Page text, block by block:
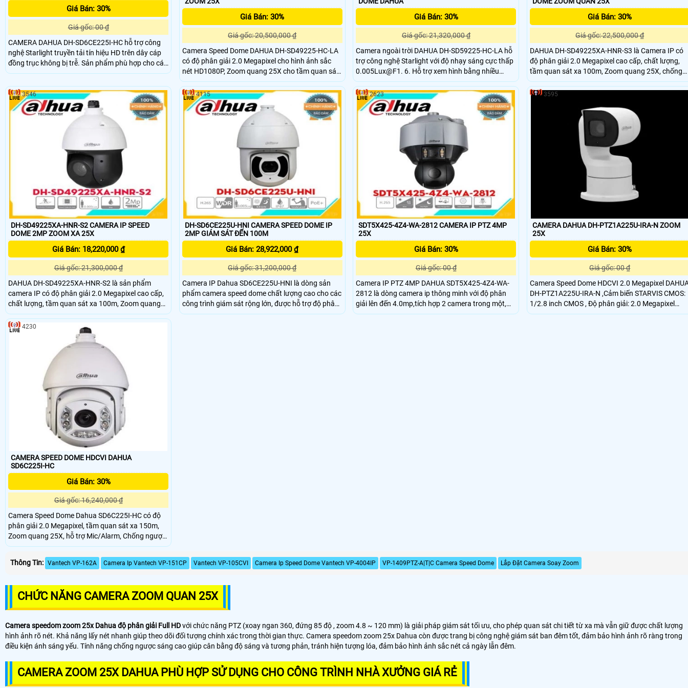
Giá Bán: 30%
Giá gốc: 00 ₫
CAMERA DAHUA DH-SD6CE225I-HC hỗ trợ công
nghệ Starlight truyền tải tín hiệu HD trên dây cáp
đồng trục không bị trễ. Sản phẩm phù hợp cho các
công trình lớn, cảng hải quan và đường bộ các
Giá Bán: 30%
Giá gốc: 20,500,000 ₫
Camera Speed Dome DAHUA DH-SD49225-HC-LA
có độ phân giải 2.0 Megapixel cho hình ảnh sắc
nét HD1080P, Zoom quang 25X cho tầm quan sát
rộng. Camera HDCVI PTZ DH-SD49225-HC-LA hỗ
trợ công nghệ Starlight cho phép camera ghi hình
trong điều kiện thiếu ánh sáng
Giá Bán: 30%
Giá gốc: 21,320,000 ₫
Camera ngoài trời DAHUA DH-SD59225-HC-LA hỗ
trợ công nghệ Starlight với độ nhạy sáng cực thấp
0.005Lux@F1. 6. Hỗ trợ xem hình bằng nhiều
công cụ: Web, phần mềm CMS (DSS/PSS) và DMSS
Giá Bán: 30%
Giá gốc: 22,500,000 ₫
DAHUA DH-SD49225XA-HNR-S3 là Camera IP có
độ phân giải 2.0 Megapixel cao cấp, chất lượng,
tầm quan sát xa 100m, Zoom quang 25X, chống
ngược sáng hỗ trợ công nghệ Starlight cho phép
camera ghi hình trong điều kiện thiếu ánh sáng.
và đối tượng chuyển động ngay trong bóng tối
DH-SD49225XA-HNR-S2 CAMERA IP SPEED
DOME 2MP ZOOM XA 25X
Giá Bán: 18,220,000 ₫
Giá gốc: 21,300,000 ₫
DAHUA DH-SD49225XA-HNR-S2 là sản phẩm
camera IP có độ phân giải 2.0 Megapixel cao cấp,
chất lượng, tầm quan sát xa 100m, Zoom quang
25X, chống ngược sáng. hỗ trợ công nghệ
Starlight cho phép camera ghi hình trong điều kiện
thiếu ánh sáng. Hay ban đêm nhưng vẫn có thể
nhìn được rõ màu và đối tượng chuyển động ngay
3546
DH-SD6CE225U-HNI CAMERA SPEED DOME IP
2MP GIÁM SÁT ĐẾN 100M
Giá Bán: 28,922,000 ₫
Giá gốc: 31,200,000 ₫
Camera IP Dahua SD6CE225U-HNI là dòng sản
phẩm camera speed dome chất lượng cao cho các
công trình giám sát rộng lớn, được hỗ trợ độ phân
giải 2MP, chức năng zoom quang 25X cho tầm
4115
SDT5X425-4Z4-WA-2812 CAMERA IP PTZ 4MP
25X
Giá Bán: 30%
Giá gốc: 00 ₫
Camera IP PTZ 4MP DAHUA SDT5X425-4Z4-WA-
2812 là dòng camera ip thông minh với độ phân
giải lên đến 4.0mp,tích hợp 2 camera trong một,
Công nghệ Startlight với độ nhạy sáng cực thấp
2623
CAMERA DAHUA DH-PTZ1A225U-IRA-N ZOOM
25X
Giá Bán: 30%
Giá gốc: 00 ₫
Camera Speed Dome HDCVI 2.0 Megapixel
DH-PTZ1A225U-IRA-N ,Cảm biến STARVIS CMOS:
1/2.8 inch CMOS , Độ phân giải: 2.0 Megapixel
,Zoom quang học: 25x.
3595
CAMERA SPEED DOME HDCVI DAHUA
SD6C225I-HC
Giá Bán: 30%
Giá gốc: 16,240,000 ₫
Camera Speed Dome Dahua SD6C225I-HC có độ
phân giải 2.0 Megapixel, tầm quan sát xa 150m,
Zoom quang 25X, hỗ trợ Mic/Alarm, Chống ngược
sáng, công nghệ Starlight cho phép camera ghi
hình trong điều kiện thiếu ánh sáng hay ban đêm
nhưng vẫn có thể nhìn được rõ màu và đối tượng
4230
Thông Tin: Vantech VP-162A Camera Ip Vantech VP-151CP Vantech VP-105CVI Camera Ip Speed Dome Vantech VP-4004IP VP-1409PTZ-A|T|C Camera Speed Dome Lắp Đặt Camera Soay Zoom
CHỨC NĂNG CAMERA ZOOM QUAN 25X
Camera speedom zoom 25x Dahua độ phân giải Full HDvới chức năng PTZ (xoay ngan 360, đứng 85 độ , zoom 4.8 ~ 120 mm) là giải pháp giám sát tối ưu, cho phép quan sát chi tiết từ xa mà vẫn giữ được chất lượng
hình ảnh rõ nét. Khả năng lấy nét nhanh giúp theo dõi đối tượng chính xác trong thời gian thực. Camera speedom zoom 25x Dahua còn được trang bị công nghệ giám sát ban đêm tốt, đảm bảo hình ảnh rõ ràng trong
điều kiện ánh sáng yếu. Tính năng chống ngược sáng cao giúp cân bằng độ sáng và tương phản, tránh hiện tượng lóa, đảm bảo hình ảnh sắc nét cả ngày lẫn đêm.
CAMERA ZOOM 25X DAHUA PHÙ HỢP SỬ DỤNG CHO CÔNG TRÌNH NHÀ XƯỞNG GIÁ RẺ